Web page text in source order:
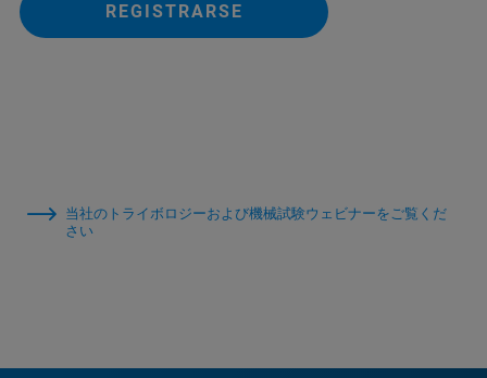
REGISTRARSE
当社のトライボロジーおよび機械試験ウェビナーをご覧くだ
さい